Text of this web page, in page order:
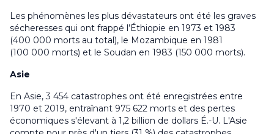
Les phénomènes les plus dévastateurs ont été les graves
sécheresses qui ont frappé l’Éthiopie en 1973 et 1983
(400 000 morts au total), le Mozambique en 1981
(100 000 morts) et le Soudan en 1983 (150 000 morts).
Asie
En Asie, 3 454 catastrophes ont été enregistrées entre
1970 et 2019, entraînant 975 622 morts et des pertes
économiques s'élevant à 1,2 billion de dollars É.-U. L'Asie